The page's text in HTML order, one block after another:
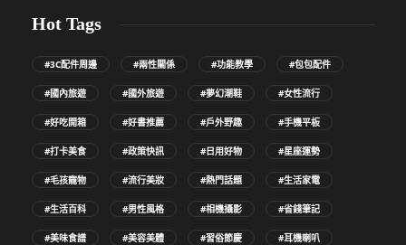
Hot Tags
#3C配件周邊 #兩性關係 #功能教學 #包包配件
#國內旅遊 #國外旅遊 #夢幻潮鞋 #女性流行
#好吃開箱 #好書推薦 #戶外野趣 #手機平板
#打卡美食 #政策快訊 #日用好物 #星座運勢
#毛孩寵物 #流行美妝 #熱門話題 #生活家電
#生活百科 #男性風格 #相機攝影 #省錢筆記
#美味食譜 #美容美體 #習俗節慶 #耳機喇叭